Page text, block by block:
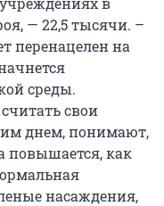
— 22,5 тысячи. –
перенацелен на
среды.
свои
днем, понимают,
повышается, как
насаждения,